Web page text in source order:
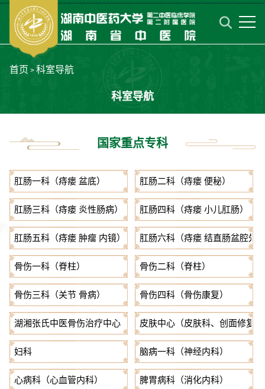
首页 > 科室导航
科室导航
国家重点专科
肛肠一科（痔瘘 盆底） 肛肠二科（痔瘘 便秘）
肛肠三科（痔瘘 炎性肠病） 肛肠四科（痔瘘 小儿肛肠）
肛肠五科（痔瘘 肿瘤 内镜） 肛肠六科（痔瘘 结直肠盆腔外
骨伤一科（脊柱） 骨伤二科（脊柱）
骨伤三科（关节 骨病） 骨伤四科（骨伤康复）
湖湘张氏中医骨伤治疗中心（骨伤五科）皮肤中心（皮肤科、创面修复
妇科 脑病一科（神经内科）
心病科（心血管内科） 脾胃病科（消化内科）